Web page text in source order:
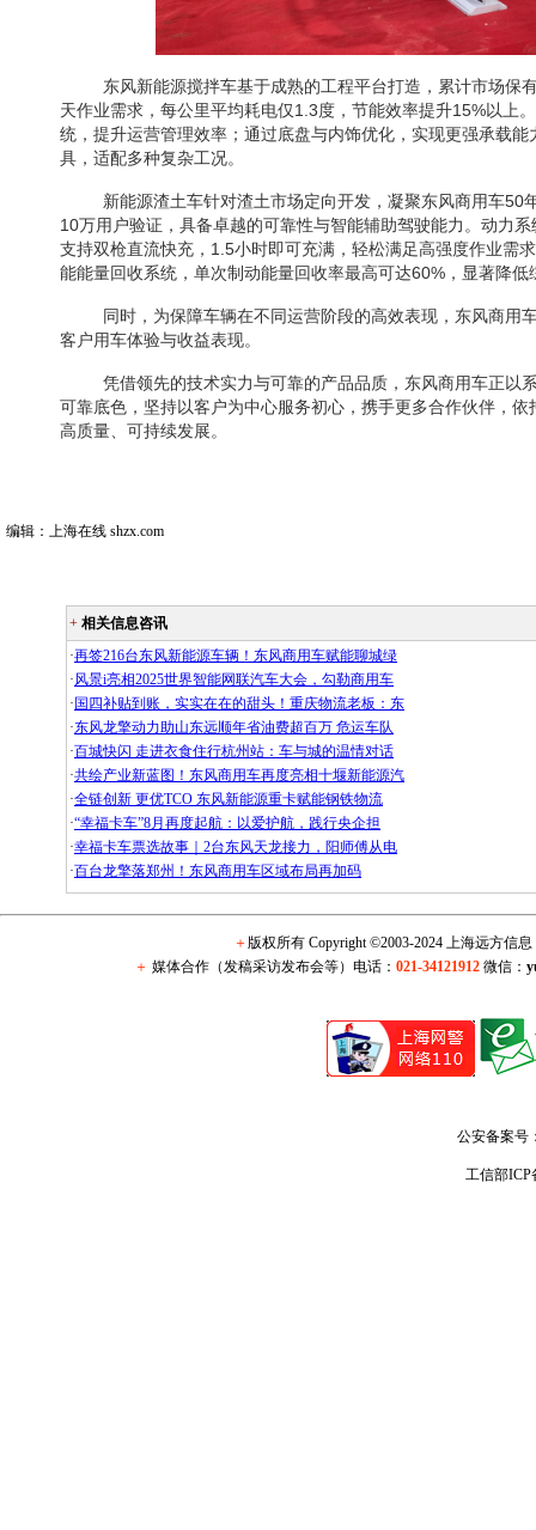
东风新能源搅拌车基于成熟的工程平台打造，累计市场保
天作业需求，每公里平均耗电仅1.3度，节能效率提升15%以上
统，提升运营管理效率；通过底盘与内饰优化，实现更强承载
具，适配多种复杂工况。
新能源渣土车针对渣土市场定向开发，凝聚东风商用车
10万用户验证，具备卓越的可靠性与智能辅助驾驶能力。动力
支持双枪直流快充，1.5小时即可充满，轻松满足高强度作业需
能能量回收系统，单次制动能量回收率最高可达60%，显著降
同时，为保障车辆在不同运营阶段的高效表现，东风商用
客户用车体验与收益表现。
凭借领先的技术实力与可靠的产品品质，东风商用车正以
可靠底色，坚持以客户为中心服务初心，携手更多合作伙伴，
高质量、可持续发展。
编辑：上海在线 shzx.com
+ 相关信息咨讯
·再签216台东风新能源车辆！东风商用车赋能聊城绿
·风景i亮相2025世界智能网联汽车大会，勾勒商用车
· 国四补贴到账，实实在在的甜头！重庆物流老板：东
·东风龙擎动力助山东远顺年省油费超百万 危运车队
·百城快闪 走进衣食住行杭州站：车与城的温情对话
·共绘产业新蓝图！东风商用车再度亮相十堰新能源汽
·全链创新 更优TCO 东风新能源重卡赋能钢铁物流
·“幸福卡车”8月再度起航：以爱护航，践行央企担
·幸福卡车票选故事｜2台东风天龙接力，阳师傅从电
·百台龙擎落郑州！东风商用车区域布局再加码
＋版权所有 Copyright ©2003-2024 上海远方信
＋ 媒体合作（发稿采访发布会等）电话：021-34121912 微信：
公安备案号
工信部ICP